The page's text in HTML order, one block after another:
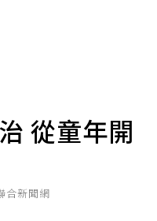
從童年開
合新聞網